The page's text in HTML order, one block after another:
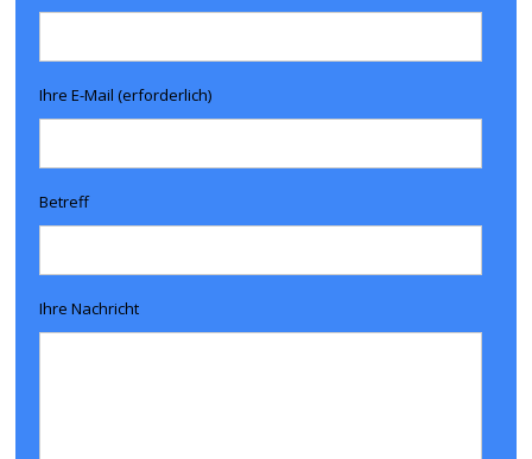
Ihre E-Mail (erforderlich)
Betreff
Ihre Nachricht